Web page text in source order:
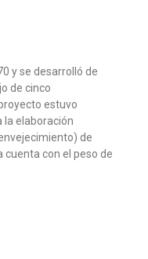
y se desarrolló de
de cinco
estuvo
la elaboración
de
cuenta con el peso de